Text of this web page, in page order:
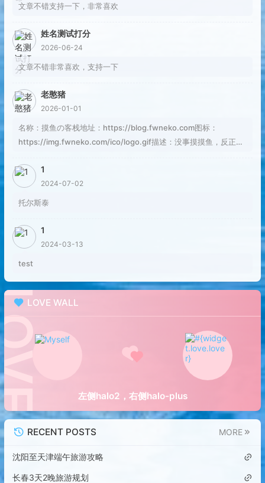
文章不错支持一下，非常喜欢
姓名测试打分
2026-06-24
文章不错非常喜欢，支持一下
老憨猪
2026-01-01
名称：摸鱼の客栈地址：https://blog.fwneko.com图标：
https://img.fwneko.com/ico/logo.gif描述：没事摸摸鱼，反正焦
1
2024-07-02
托尔斯泰
1
2024-03-13
test
LOVE WALL
左侧halo2，右侧halo-plus
RECENT POSTS MORE
沈阳至天津端午旅游攻略
长春3天2晚旅游规划